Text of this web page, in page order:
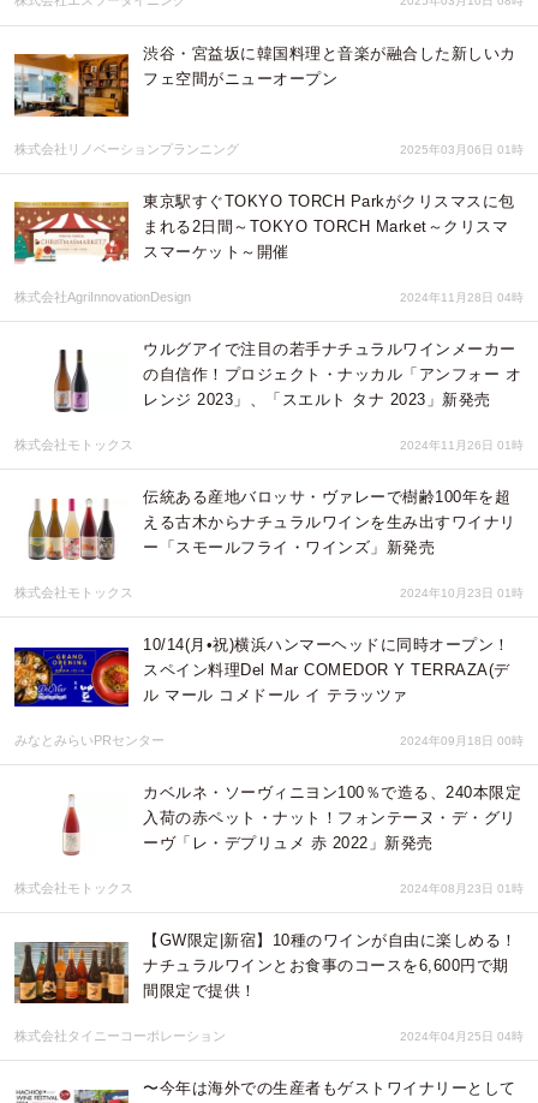
渋谷・宮益坂に韓国料理と音楽が融合した新しいカ
フェ空間がニューオープン
株式会社リノベーションプランニング 2025年03月06日 01時
東京駅すぐTOKYO TORCH Parkがクリスマスに包
まれる2日間～TOKYO TORCH Market～クリスマ
スマーケット～開催
株式会社AgriInnovationDesign 2024年11月28日 04時
ウルグアイで注目の若手ナチュラルワインメーカー
の自信作！プロジェクト・ナッカル「アンフォー オ
レンジ 2023」、「スエルト タナ 2023」新発売
株式会社モトックス 2024年11月26日 01時
伝統ある産地バロッサ・ヴァレーで樹齢100年を超
える古木からナチュラルワインを生み出すワイナリ
ー「スモールフライ・ワインズ」新発売
株式会社モトックス 2024年10月23日 01時
10/14(月•祝)横浜ハンマーヘッドに同時オープン！
スペイン料理Del Mar COMEDOR Y TERRAZA(デ
ル マール コメドール イ テラッツァ
みなとみらいPRセンター 2024年09月18日 00時
カベルネ・ソーヴィニヨン100％で造る、240本限定
入荷の赤ペット・ナット！フォンテーヌ・デ・グリ
ーヴ「レ・デプリュメ 赤 2022」新発売
株式会社モトックス 2024年08月23日 01時
【GW限定|新宿】10種のワインが自由に楽しめる！
ナチュラルワインとお食事のコースを6,600円で期
間限定で提供！
株式会社タイニーコーポレーション 2024年04月25日 04時
〜今年は海外での生産者もゲストワイナリーとして